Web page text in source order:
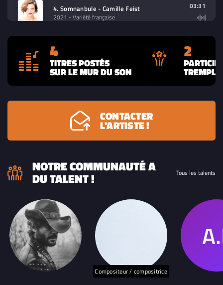
4. Somnanbule - Camille Feist
2021 - Variété française
03:31
4
TITRES POSTÉS
SUR LE MUR DU SON
2
CONTACTER
L'ARTISTE !
NOTRE COMMUNAUTÉ A
DU TALENT ! Tous les talents
Compositeur / compositrice